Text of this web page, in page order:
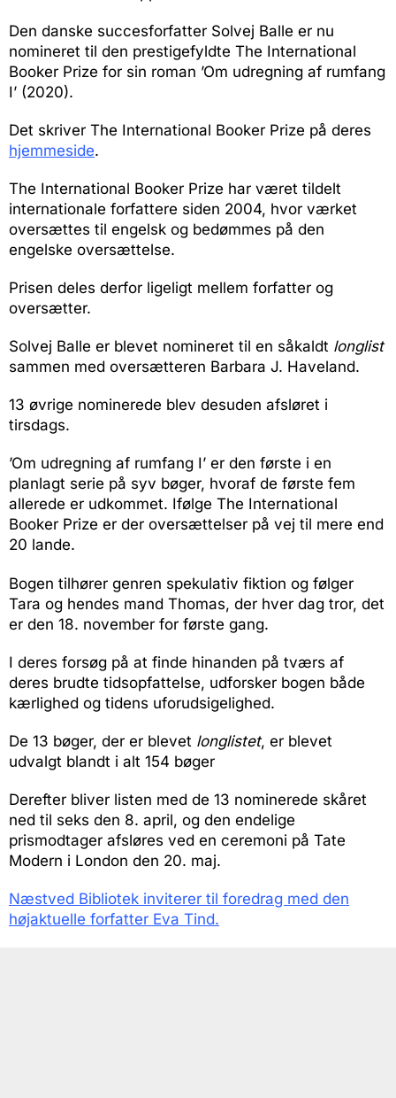
Den danske succesforfatter Solvej Balle er nu
nomineret til den prestigefyldte The International
Booker Prize for sin roman ’Om udregning af rumfang
I’ (2020).
Det skriver The International Booker Prize på deres
hjemmeside.
The International Booker Prize har været tildelt
internationale forfattere siden 2004, hvor værket
oversættes til engelsk og bedømmes på den
engelske oversættelse.
Prisen deles derfor ligeligt mellem forfatter og
oversætter.
Solvej Balle er blevet nomineret til en såkaldt longlist
sammen med oversætteren Barbara J. Haveland.
13 øvrige nominerede blev desuden afsløret i
tirsdags.
’Om udregning af rumfang I’ er den første i en
planlagt serie på syv bøger, hvoraf de første fem
allerede er udkommet. Ifølge The International
Booker Prize er der oversættelser på vej til mere end
20 lande.
Bogen tilhører genren spekulativ fiktion og følger
Tara og hendes mand Thomas, der hver dag tror, det
er den 18. november for første gang.
I deres forsøg på at finde hinanden på tværs af
deres brudte tidsopfattelse, udforsker bogen både
kærlighed og tidens uforudsigelighed.
De 13 bøger, der er blevet longlistet, er blevet
udvalgt blandt i alt 154 bøger
Derefter bliver listen med de 13 nominerede skåret
ned til seks den 8. april, og den endelige
prismodtager afsløres ved en ceremoni på Tate
Modern i London den 20. maj.
Næstved Bibliotek inviterer til foredrag med den
højaktuelle forfatter Eva Tind.